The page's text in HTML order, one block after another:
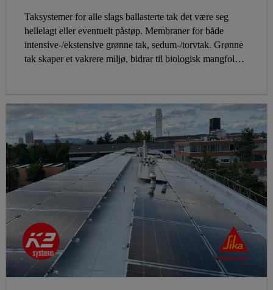
Taksystemer for alle slags ballasterte tak det være seg
hellelagt eller eventuelt påstøp. Membraner for både
intensive-/ekstensive grønne tak, sedum-/torvtak. Grønne
tak skaper et vakrere miljø, bidrar til biologisk mangfold,